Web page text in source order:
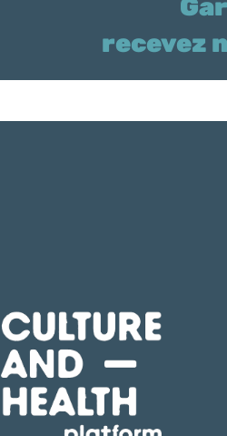
recevez